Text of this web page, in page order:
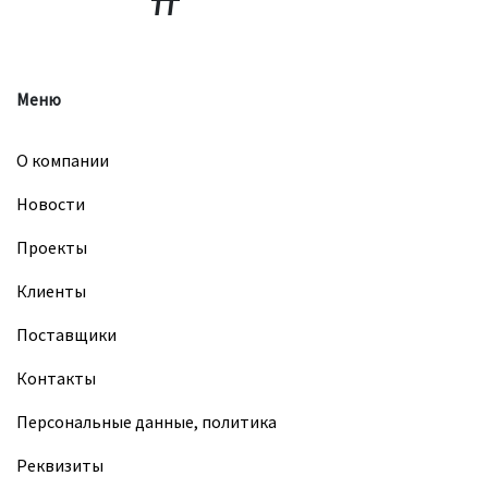
Меню
О компании
Новости
Проекты
Клиенты
Поставщики
Контакты
Персональные данные, политика
Реквизиты